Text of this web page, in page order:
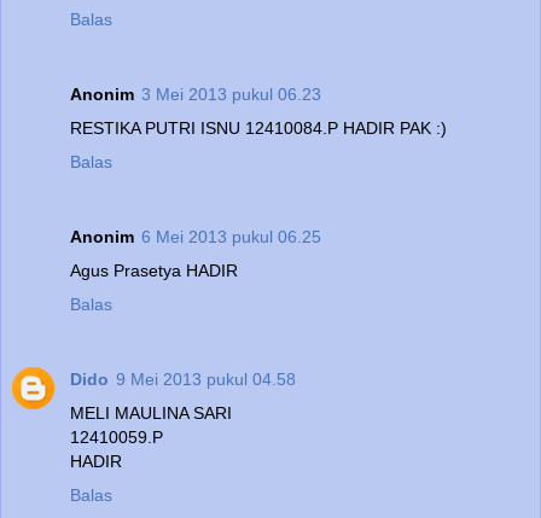
Balas
Anonim 3 Mei 2013 pukul 06.23
RESTIKA PUTRI ISNU 12410084.P HADIR PAK :)
Balas
Anonim 6 Mei 2013 pukul 06.25
Agus Prasetya HADIR
Balas
Dido 9 Mei 2013 pukul 04.58
MELI MAULINA SARI
12410059.P
HADIR
Balas